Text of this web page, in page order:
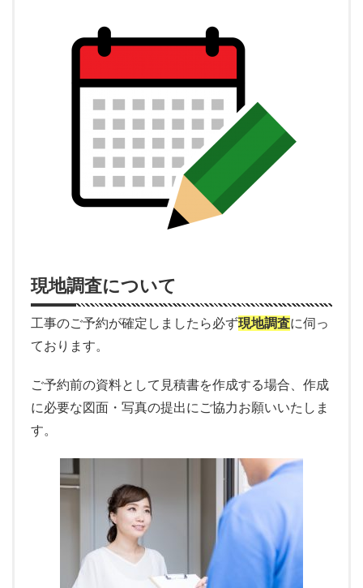
現地調査について
工事のご予約が確定しましたら必ず現地調査に伺っ
ております。
ご予約前の資料として見積書を作成する場合、作成
に必要な図面・写真の提出にご協力お願いいたしま
す。